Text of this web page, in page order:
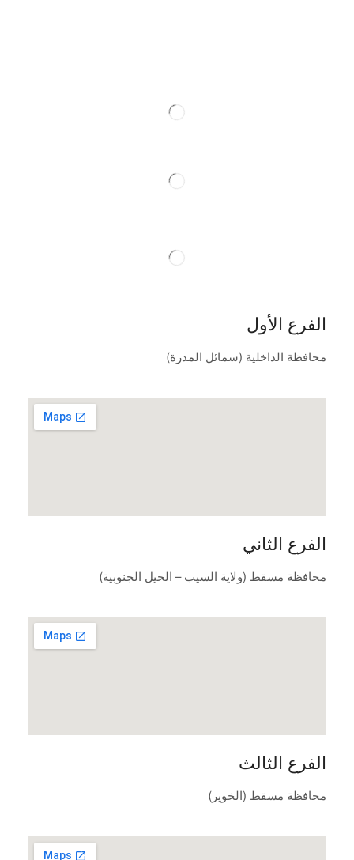
الفرع الأول
محافظة الداخلية (سمائل المدرة)
الفرع الثاني
محافظة مسقط (ولاية السيب – الحيل الجنوبية)
الفرع الثالث
محافظة مسقط (الخوير)